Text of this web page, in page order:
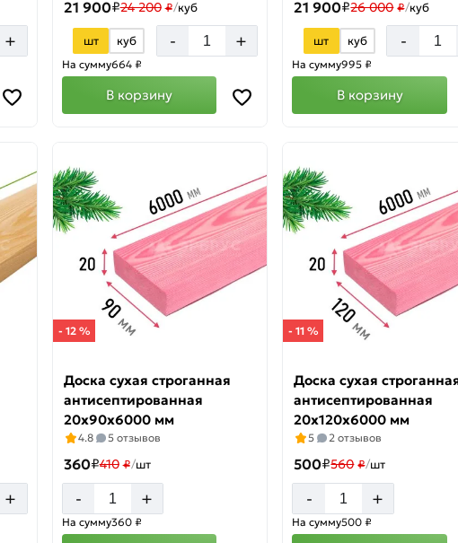
+
21 900₽24 200 ₽/куб
шт куб - +
На сумму664 ₽
В корзину
21 900₽26 000 ₽/куб
шт куб -
На сумму995 ₽
В корзину
+
- 12 %
Доска сухая строганная
антисептированная
20х90х6000 мм
4.8 5 отзывов
360₽410 ₽/шт
- +
На сумму360 ₽
- 11 %
Доска сухая
антисептированная
20х120х6000 мм
5 2 отзывов
500₽560 ₽/шт
- +
На сумму500 ₽